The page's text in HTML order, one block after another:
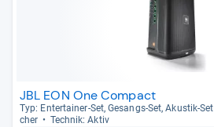
JBL EON One Compact
Typ: Enter­tai­ner-​Set, Gesangs-​Set, Akus­tik-​Set
cher
Tech­nik: Aktiv